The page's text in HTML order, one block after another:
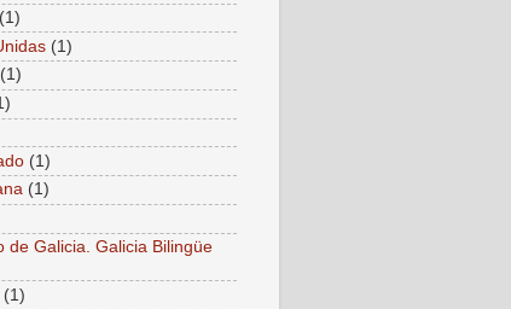
(1)
(1)
(1)
(1)
(1)
de Galicia. Galicia Bilingüe
(1)